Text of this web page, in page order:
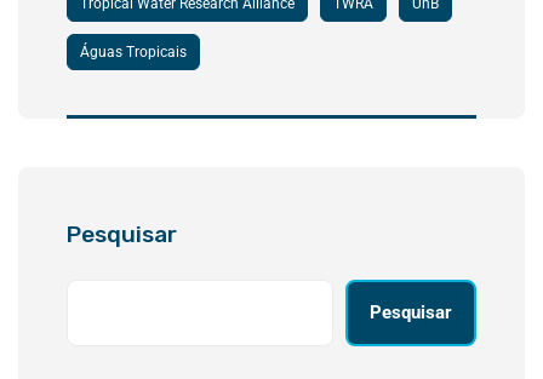
Tropical Water Research Alliance TWRA UnB
Águas Tropicais
Pesquisar
Pesquisar